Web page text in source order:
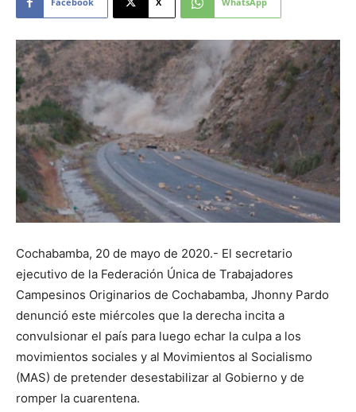
Cochabamba, 20 de mayo de 2020.- El secretario
ejecutivo de la Federación Única de Trabajadores
Campesinos Originarios de Cochabamba, Jhonny Pardo
denunció este miércoles que la derecha incita a
convulsionar el país para luego echar la culpa a los
movimientos sociales y al Movimientos al Socialismo
(MAS) de pretender desestabilizar al Gobierno y de
romper la cuarentena.